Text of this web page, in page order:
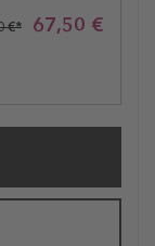
67,50 €
€*